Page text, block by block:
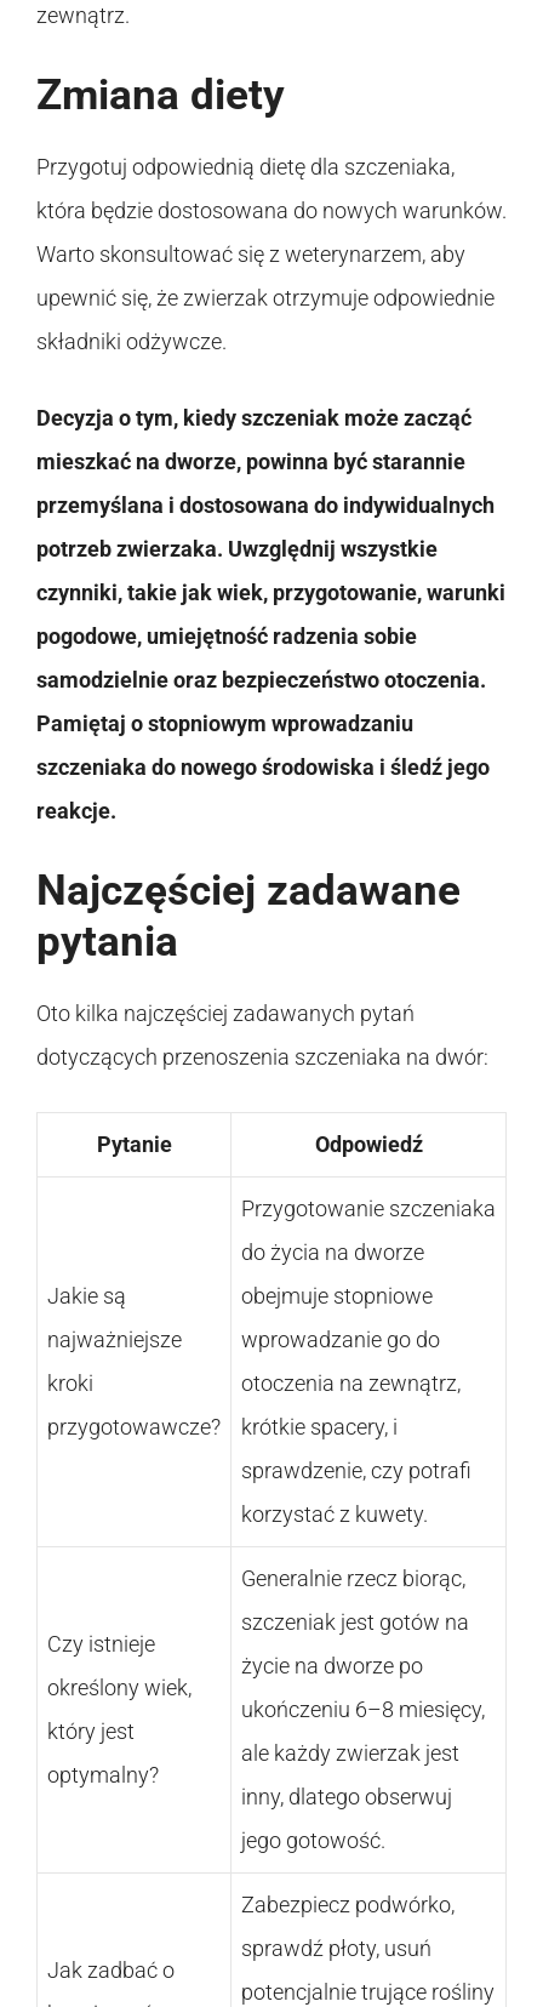
zewnątrz.
Zmiana diety
Przygotuj odpowiednią dietę dla szczeniaka,
która będzie dostosowana do nowych warunków.
Warto skonsultować się z weterynarzem, aby
upewnić się, że zwierzak otrzymuje odpowiednie
składniki odżywcze.
Decyzja o tym, kiedy szczeniak może zacząć
mieszkać na dworze, powinna być starannie
przemyślana i dostosowana do indywidualnych
potrzeb zwierzaka. Uwzględnij wszystkie
czynniki, takie jak wiek, przygotowanie, warunki
pogodowe, umiejętność radzenia sobie
samodzielnie oraz bezpieczeństwo otoczenia.
Pamiętaj o stopniowym wprowadzaniu
szczeniaka do nowego środowiska i śledź jego
reakcje.
Najczęściej zadawane
pytania
Oto kilka najczęściej zadawanych pytań
dotyczących przenoszenia szczeniaka na dwór:
Pytanie Odpowiedź
Jakie są
najważniejsze
kroki
przygotowawcze?
Przygotowanie szczeniaka
do życia na dworze
obejmuje stopniowe
wprowadzanie go do
otoczenia na zewnątrz,
krótkie spacery, i
sprawdzenie, czy potrafi
korzystać z kuwety.
Czy istnieje
określony wiek,
który jest
optymalny?
Generalnie rzecz biorąc,
szczeniak jest gotów na
życie na dworze po
ukończeniu 6–8 miesięcy,
ale każdy zwierzak jest
inny, dlatego obserwuj
jego gotowość.
Jak zadbać o
Zabezpiecz podwórko,
sprawdź płoty, usuń
potencjalnie trujące rośliny